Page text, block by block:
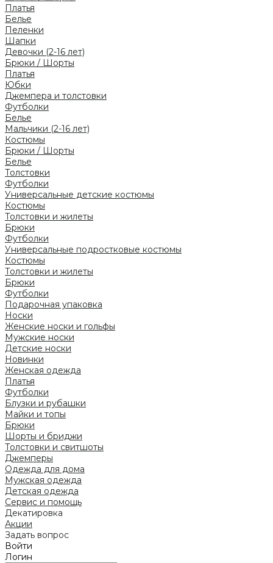
Платья
Белье
Пеленки
Шапки
Девочки (2-16 лет)
Брюки / Шорты
Платья
Юбки
Джемпера и толстовки
Футболки
Белье
Мальчики (2-16 лет)
Костюмы
Брюки / Шорты
Белье
Толстовки
Футболки
Универсальные детские костюмы
Костюмы
Толстовки и жилеты
Брюки
Футболки
Универсальные подростковые костюмы
Костюмы
Толстовки и жилеты
Брюки
Футболки
Подарочная упаковка
Носки
Женские носки и гольфы
Мужские носки
Детские носки
Новинки
Женская одежда
Платья
Футболки
Блузки и рубашки
Майки и топы
Брюки
Шорты и бриджи
Толстовки и свитшоты
Джемперы
Одежда для дома
Мужская одежда
Детская одежда
Сервис и помощь
Декатировка
Акции
Задать вопрос
Войти
Логин